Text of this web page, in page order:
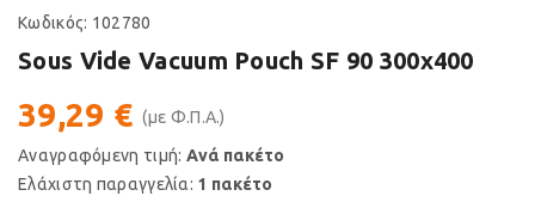
Κωδικός: 102780
Sous Vide Vacuum Pouch SF 90 300x400
39,29 € (με Φ.Π.Α.)
Αναγραφόμενη τιμή: Ανά πακέτο
Ελάχιστη παραγγελία: 1 πακέτο